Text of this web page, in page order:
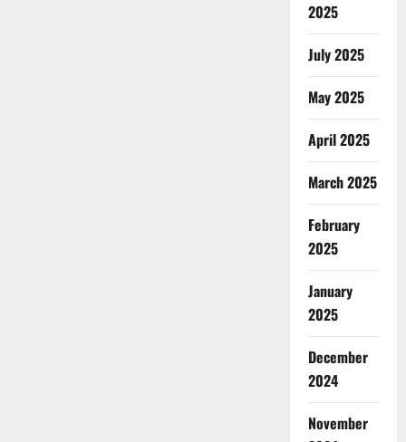
2025
July 2025
May 2025
April 2025
March 2025
February
2025
January
2025
December
2024
November